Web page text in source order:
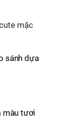
mặc
sánh dựa
màu tươi